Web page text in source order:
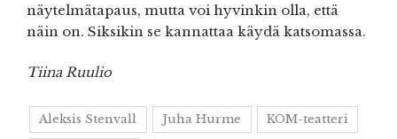
näytelmätapaus, mutta voi hyvinkin olla, että
näin on. Siksikin se kannattaa käydä katsomassa.
Tiina Ruulio
Aleksis Stenvall Juha Hurme KOM-teatteri